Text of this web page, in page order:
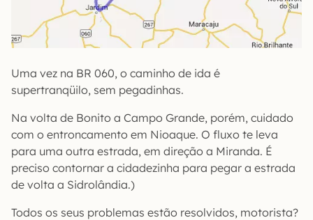
Uma vez na BR 060, o caminho de ida é
supertranqüilo, sem pegadinhas.
Na volta de Bonito a Campo Grande, porém, cuidado
com o entroncamento em Nioaque. O fluxo te leva
para uma outra estrada, em direção a Miranda. É
preciso contornar a cidadezinha para pegar a estrada
de volta a Sidrolândia.)
Todos os seus problemas estão resolvidos, motorista?